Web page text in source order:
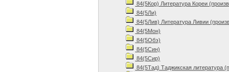
84(5Кор) Литература Кореи
84(5Ли)
84(5Лив) Литература Ливии
84(5Мон)
84(5Обэ)
84(5Син)
84(5Сир)
84(5Тад) Таджикская литература